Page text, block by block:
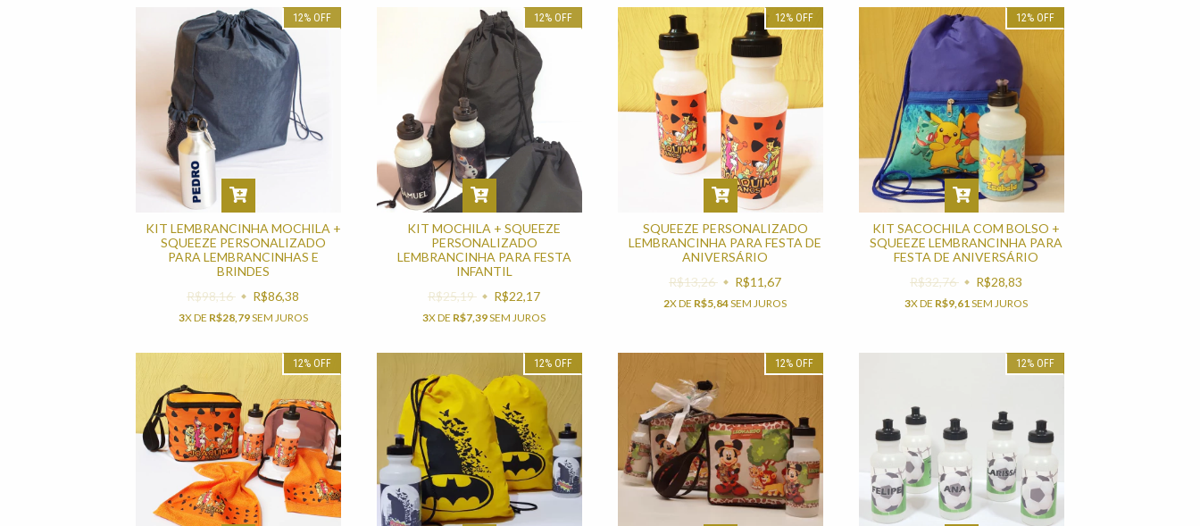
12% OFF
KIT LEMBRANCINHA MOCHILA +
SQUEEZE PERSONALIZADO
PARA LEMBRANCINHAS E
BRINDES
R$98,16
R$86,38
3X DE R$28,79SEM JUROS
12% OFF
KIT MOCHILA + SQUEEZE
PERSONALIZADO
LEMBRANCINHA PARA FESTA
INFANTIL
R$25,19
R$22,17
3X DE R$7,39SEM JUROS
12% OFF
SQUEEZE PERSONALIZADO
LEMBRANCINHA PARA FESTA DE
ANIVERSÁRIO
R$13,26
R$11,67
2X DE R$5,84SEM JUROS
12% OFF
KIT SACOCHILA COM BOLSO +
SQUEEZE LEMBRANCINHA PARA
FESTA DE ANIVERSÁRIO
R$32,76
R$28,83
3X DE R$9,61SEM JUROS
12% OFF 12% OFF 12% OFF 12% OFF